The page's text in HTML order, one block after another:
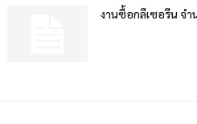
งานซื้อกลีเซอรีน จำ